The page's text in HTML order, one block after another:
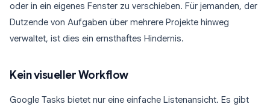
oder in ein eigenes Fenster zu verschieben. Für jemanden, der
Dutzende von Aufgaben über mehrere Projekte hinweg
verwaltet, ist dies ein ernsthaftes Hindernis.
Kein visueller Workflow
Google Tasks bietet nur eine einfache Listenansicht. Es gibt